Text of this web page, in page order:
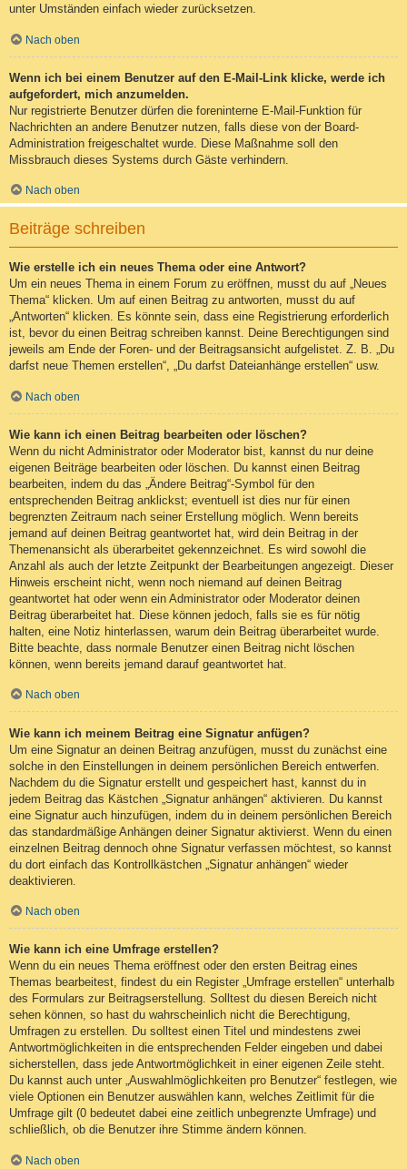
unter Umständen einfach wieder zurücksetzen.
Nach oben
Wenn ich bei einem Benutzer auf den E-Mail-Link klicke, werde ich
aufgefordert, mich anzumelden.
Nur registrierte Benutzer dürfen die foreninterne E-Mail-Funktion für
Nachrichten an andere Benutzer nutzen, falls diese von der Board-
Administration freigeschaltet wurde. Diese Maßnahme soll den
Missbrauch dieses Systems durch Gäste verhindern.
Nach oben
Beiträge schreiben
Wie erstelle ich ein neues Thema oder eine Antwort?
Um ein neues Thema in einem Forum zu eröffnen, musst du auf „Neues
Thema“ klicken. Um auf einen Beitrag zu antworten, musst du auf
„Antworten“ klicken. Es könnte sein, dass eine Registrierung erforderlich
ist, bevor du einen Beitrag schreiben kannst. Deine Berechtigungen sind
jeweils am Ende der Foren- und der Beitragsansicht aufgelistet. Z. B. „Du
darfst neue Themen erstellen“, „Du darfst Dateianhänge erstellen“ usw.
Nach oben
Wie kann ich einen Beitrag bearbeiten oder löschen?
Wenn du nicht Administrator oder Moderator bist, kannst du nur deine
eigenen Beiträge bearbeiten oder löschen. Du kannst einen Beitrag
bearbeiten, indem du das „Ändere Beitrag“-Symbol für den
entsprechenden Beitrag anklickst; eventuell ist dies nur für einen
begrenzten Zeitraum nach seiner Erstellung möglich. Wenn bereits
jemand auf deinen Beitrag geantwortet hat, wird dein Beitrag in der
Themenansicht als überarbeitet gekennzeichnet. Es wird sowohl die
Anzahl als auch der letzte Zeitpunkt der Bearbeitungen angezeigt. Dieser
Hinweis erscheint nicht, wenn noch niemand auf deinen Beitrag
geantwortet hat oder wenn ein Administrator oder Moderator deinen
Beitrag überarbeitet hat. Diese können jedoch, falls sie es für nötig
halten, eine Notiz hinterlassen, warum dein Beitrag überarbeitet wurde.
Bitte beachte, dass normale Benutzer einen Beitrag nicht löschen
können, wenn bereits jemand darauf geantwortet hat.
Nach oben
Wie kann ich meinem Beitrag eine Signatur anfügen?
Um eine Signatur an deinen Beitrag anzufügen, musst du zunächst eine
solche in den Einstellungen in deinem persönlichen Bereich entwerfen.
Nachdem du die Signatur erstellt und gespeichert hast, kannst du in
jedem Beitrag das Kästchen „Signatur anhängen“ aktivieren. Du kannst
eine Signatur auch hinzufügen, indem du in deinem persönlichen Bereich
das standardmäßige Anhängen deiner Signatur aktivierst. Wenn du einen
einzelnen Beitrag dennoch ohne Signatur verfassen möchtest, so kannst
du dort einfach das Kontrollkästchen „Signatur anhängen“ wieder
deaktivieren.
Nach oben
Wie kann ich eine Umfrage erstellen?
Wenn du ein neues Thema eröffnest oder den ersten Beitrag eines
Themas bearbeitest, findest du ein Register „Umfrage erstellen“ unterhalb
des Formulars zur Beitragserstellung. Solltest du diesen Bereich nicht
sehen können, so hast du wahrscheinlich nicht die Berechtigung,
Umfragen zu erstellen. Du solltest einen Titel und mindestens zwei
Antwortmöglichkeiten in die entsprechenden Felder eingeben und dabei
sicherstellen, dass jede Antwortmöglichkeit in einer eigenen Zeile steht.
Du kannst auch unter „Auswahlmöglichkeiten pro Benutzer“ festlegen, wie
viele Optionen ein Benutzer auswählen kann, welches Zeitlimit für die
Umfrage gilt (0 bedeutet dabei eine zeitlich unbegrenzte Umfrage) und
schließlich, ob die Benutzer ihre Stimme ändern können.
Nach oben